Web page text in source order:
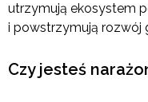
utrzymują ekosystem
i powstrzymują rozwój
Czy jesteś